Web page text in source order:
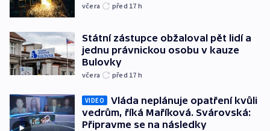
včera před 17 h
Státní zástupce obžaloval pět lidí a
jednu právnickou osobu v kauze
Bulovky
včera před 17 h
VIDEO
Vláda neplánuje opatření kvůli
vedrům, říká Maříková. Svárovská:
Připravme se na následky